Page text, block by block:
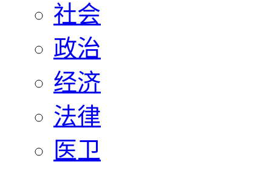
社会
政治
经济
法律
医卫